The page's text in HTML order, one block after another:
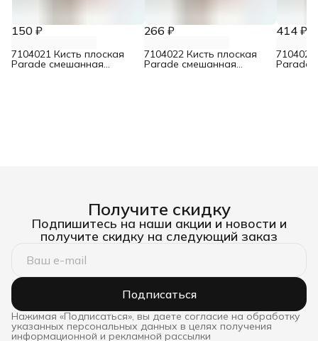
150 ₽
7104021 Кисть плоская
Parade смешанная
266 ₽
7104022 Кисть плоская
Parade смешанная
414 ₽
Parade
Получите скидку
Подпишитесь на наши акции и новости и
получите скидку на следующий заказ
Подписаться
Нажимая «Подписаться», вы даете согласие на обработку
указанных персональных данных в целях получения
информационной и рекламной рассылки